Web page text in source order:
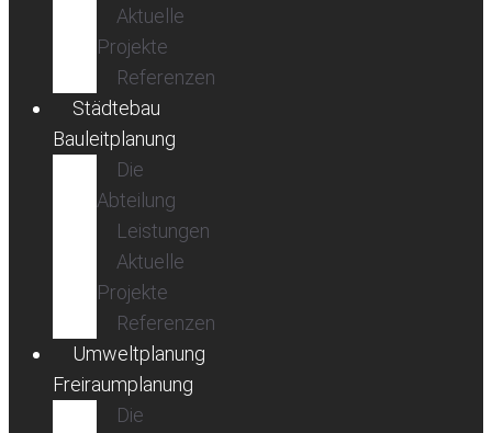
Aktuelle
Projekte
Referenzen
Städtebau
Bauleitplanung
Die
Abteilung
Leistungen
Aktuelle
Projekte
Referenzen
Umweltplanung
Freiraumplanung
Die